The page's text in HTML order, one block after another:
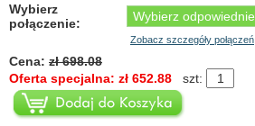
Wybierz
połączenie:
Zobacz szczegóły połączeń
Cena: zł 698.08
Oferta specjalna: zł 652.88 szt: